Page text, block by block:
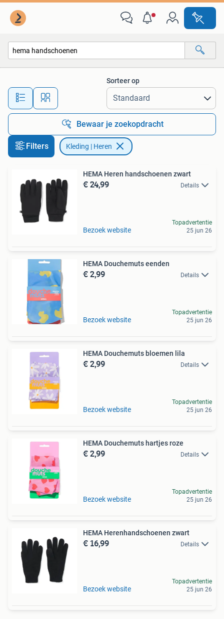
Alle afstanden…
Sorteer op
Bewaar je zoekopdracht
Filters Kleding | Heren
HEMA Heren handschoenen zwart
€ 24,99 Details
Bezoek website
Topadvertentie
25 jun 26
HEMA Douchemuts eenden
€ 2,99 Details
Bezoek website
Topadvertentie
25 jun 26
HEMA Douchemuts bloemen lila
€ 2,99 Details
Bezoek website
Topadvertentie
25 jun 26
HEMA Douchemuts hartjes roze
€ 2,99 Details
Bezoek website
Topadvertentie
25 jun 26
HEMA Herenhandschoenen zwart
€ 16,99 Details
Bezoek website
Topadvertentie
25 jun 26